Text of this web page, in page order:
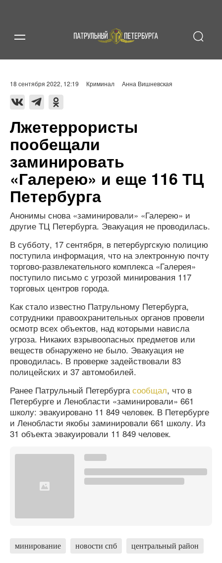
18 сентября 2022, 12:19 Криминал Анна Вишневская
Лжетеррористы
пообещали
заминировать
«Галерею» и еще 116 ТЦ
Петербурга
Анонимы снова «заминировали» «Галерею» и
другие ТЦ Петербурга. Эвакуация не проводилась.
В субботу, 17 сентября, в петербургскую полицию
поступила информация, что на электронную почту
торгово-развлекательного комплекса «Галерея»
поступило письмо с угрозой минирования 117
торговых центров города.
Как стало известно Патрульному Петербурга,
сотрудники правоохранительных органов провели
осмотр всех объектов, над которыми нависла
угроза. Никаких взрывоопасных предметов или
веществ обнаружено не было. Эвакуация не
проводилась. В проверке задействовали 83
полицейских и 37 автомобилей.
Ранее Патрульный Петербургасообщал, что в
Петербурге и Ленобласти «заминировали» 661
школу: эвакуировано 11 849 человек. В Петербурге
и Ленобласти якобы заминировали 661 школу. Из
31 объекта эвакуировали 11 849 человек.
минирование новости спб центральный район